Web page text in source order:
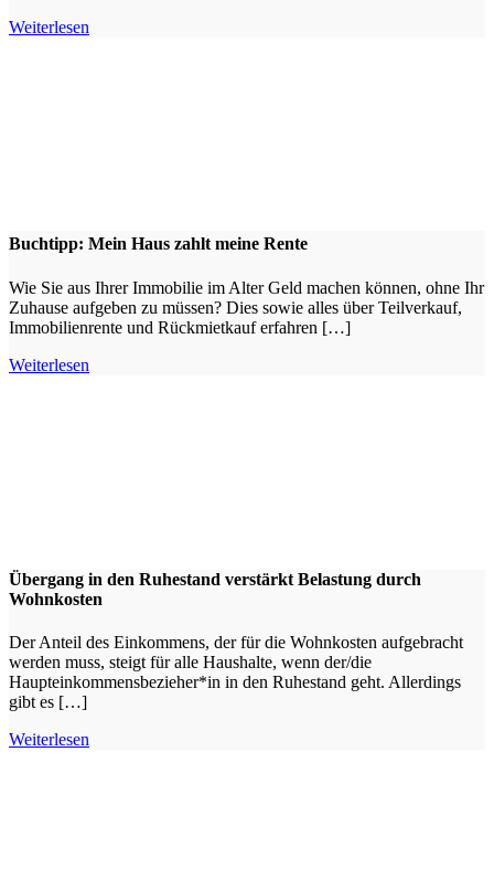
Weiterlesen
Buchtipp: Mein Haus zahlt meine Rente
Wie Sie aus Ihrer Immobilie im Alter Geld machen können, ohne Ihr
Zuhause aufgeben zu müssen? Dies sowie alles über Teilverkauf,
Immobilienrente und Rückmietkauf erfahren […]
Weiterlesen
Übergang in den Ruhestand verstärkt Belastung durch
Wohnkosten
Der Anteil des Einkommens, der für die Wohnkosten aufgebracht
werden muss, steigt für alle Haushalte, wenn der/die
Haupteinkommensbezieher*in in den Ruhestand geht. Allerdings
gibt es […]
Weiterlesen